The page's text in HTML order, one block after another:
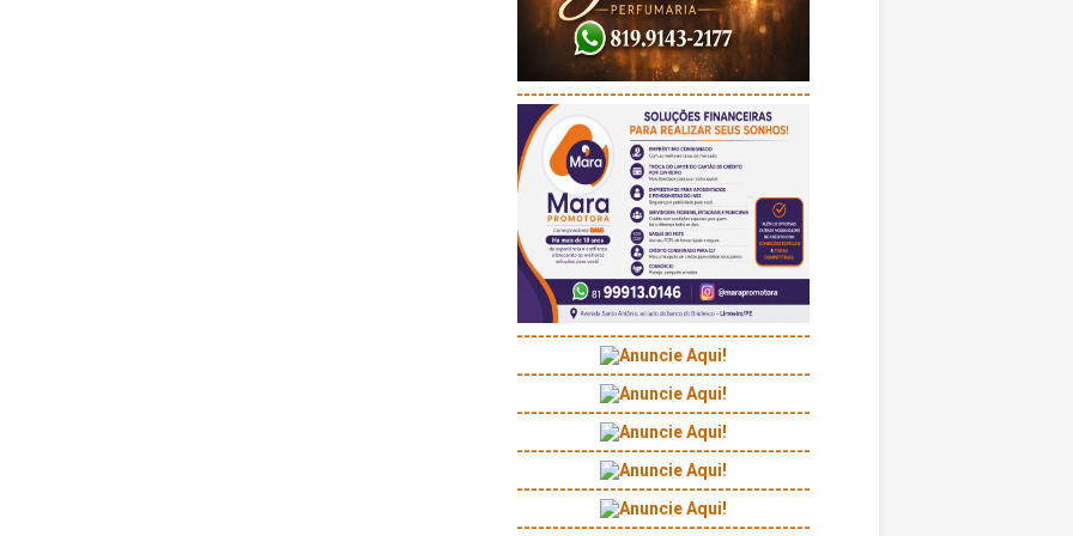
-----------------------------------------
-----------------------------------------
-----------------------------------------
-----------------------------------------
-----------------------------------------
-----------------------------------------
-----------------------------------------